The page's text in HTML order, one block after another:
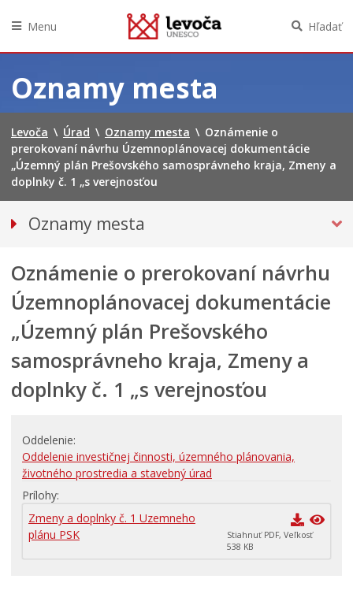
obsah
Menu Hľadať
Oznamy mesta
Levoča \ Úrad \ Oznamy mesta \ Oznámenie o
prerokovaní návrhu Územnoplánovacej dokumentácie
„Územný plán Prešovského samosprávneho kraja, Zmeny a
doplnky č. 1 „s verejnosťou
Oznamy mesta
Bezpečnosť
Doprava, údržba komunikácií
Financie
Kultúra, šport a propagácia
PRIMÁTOR INFORMUJE
RODINA, ŽIVOT, BÝVANIE
STAVBY, PRENÁJMY A POZEMKY
Zamestnanie v samospráve
Životné prostredie a odpady
Oznámenie o prerokovaní návrhu
Územnoplánovacej dokumentácie
„Územný plán Prešovského
samosprávneho kraja, Zmeny a
doplnky č. 1 „s verejnosťou
Oddelenie
Oddelenie investičnej činnosti, územného plánovania,
životného prostredia a stavebný úrad
Prílohy
Zmeny a doplnky č. 1 Uzemneho
plánu PSK
Stiahnuť PDF, Veľkosť
538 KB